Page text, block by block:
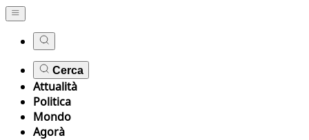
Cerca
Attualità
Politica
Mondo
Agorà